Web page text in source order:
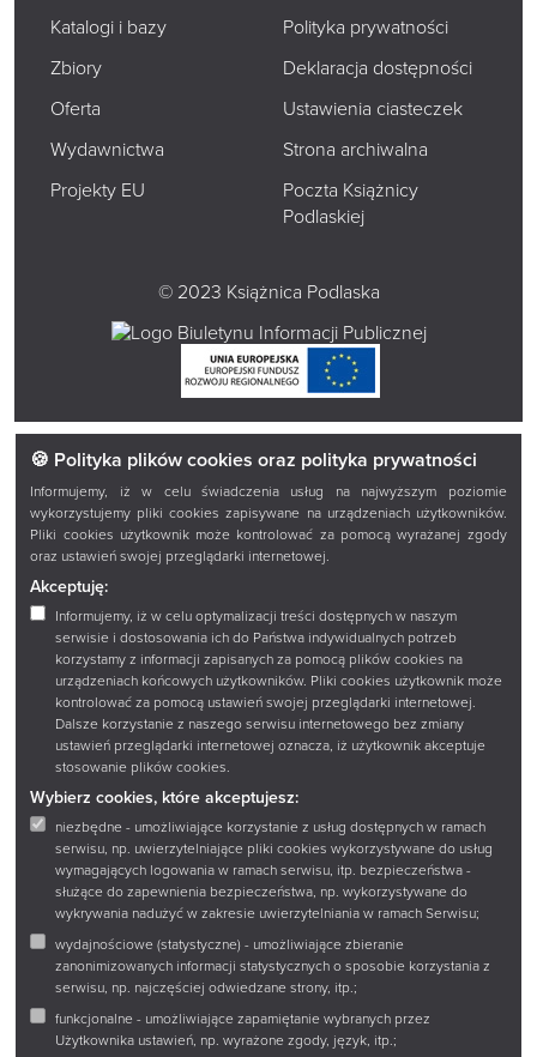
🍪 Polityka plików cookies oraz polityka prywatności
Informujemy, iż w celu świadczenia usług na najwyższym poziomie
wykorzystujemy pliki cookies zapisywane na urządzeniach użytkowników.
Pliki cookies użytkownik może kontrolować za pomocą wyrażanej zgody
oraz ustawień swojej przeglądarki internetowej.
Akceptuję:
Informujemy, iż w celu optymalizacji treści dostępnych w naszym
serwisie i dostosowania ich do Państwa indywidualnych potrzeb
korzystamy z informacji zapisanych za pomocą plików cookies na
urządzeniach końcowych użytkowników. Pliki cookies użytkownik może
kontrolować za pomocą ustawień swojej przeglądarki internetowej.
Dalsze korzystanie z naszego serwisu internetowego bez zmiany
ustawień przeglądarki internetowej oznacza, iż użytkownik akceptuje
stosowanie plików cookies.
Wybierz cookies, które akceptujesz:
niezbędne - umożliwiające korzystanie z usług dostępnych w ramach
serwisu, np. uwierzytelniające pliki cookies wykorzystywane do usług
wymagających logowania w ramach serwisu, itp. bezpieczeństwa -
służące do zapewnienia bezpieczeństwa, np. wykorzystywane do
wykrywania nadużyć w zakresie uwierzytelniania w ramach Serwisu;
wydajnościowe (statystyczne) - umożliwiające zbieranie
zanonimizowanych informacji statystycznych o sposobie korzystania z
serwisu, np. najczęściej odwiedzane strony, itp.;
funkcjonalne - umożliwiające zapamiętanie wybranych przez
Użytkownika ustawień, np. wyrażone zgody, język, itp.;
Katalogi i bazy
Zbiory
Oferta
Wydawnictwa
Projekty EU
Polityka prywatności
Deklaracja dostępności
Ustawienia ciasteczek
Strona archiwalna
Poczta Książnicy
Podlaskiej
© 2023 Książnica Podlaska